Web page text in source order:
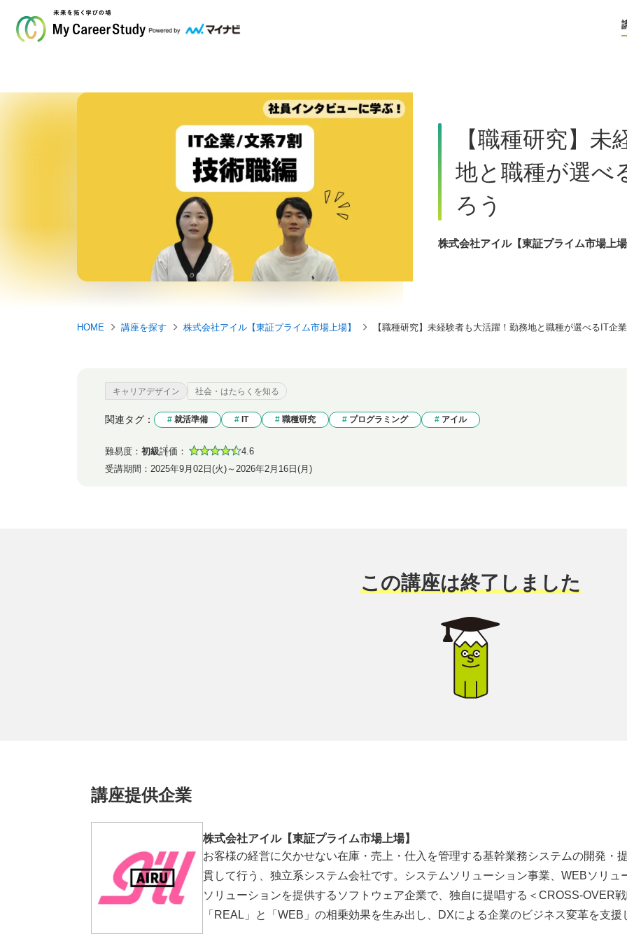
【職種研究】
地と職種が選べ
ろう
株式会社アイル【東証プライム市場上場
HOME 講座を探す 株式会社アイル【東証プライム市場上場】 【職種研究】未経験者も大活躍！勤務地と職種が選べるIT企
キャリアデザイン 社会・はたらくを知る
関連タグ： 就活準備 IT 職種研究 プログラミング アイル
難易度： 初級評価：
4.6
受講期間： 2025年9月02日(火)～2026年2月16日(月)
この講座は終了しました
講座提供企業
株式会社アイル【東証プライム市場上場】
お客様の経営に欠かせない在庫・売上・仕入を管理する基幹業務システムの開発・
貫して行う、独立系システム会社です。システムソリューション事業、WEBソリュ
ソリューションを提供するソフトウェア企業で、独自に提唱する＜CROSS-OVER戦
「REAL」と「WEB」の相乗効果を生み出し、DXによる企業のビジネス変革を支援